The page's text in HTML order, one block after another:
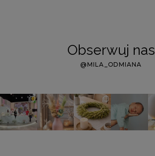
Obserwuj nas
@MILA_ODMIANA